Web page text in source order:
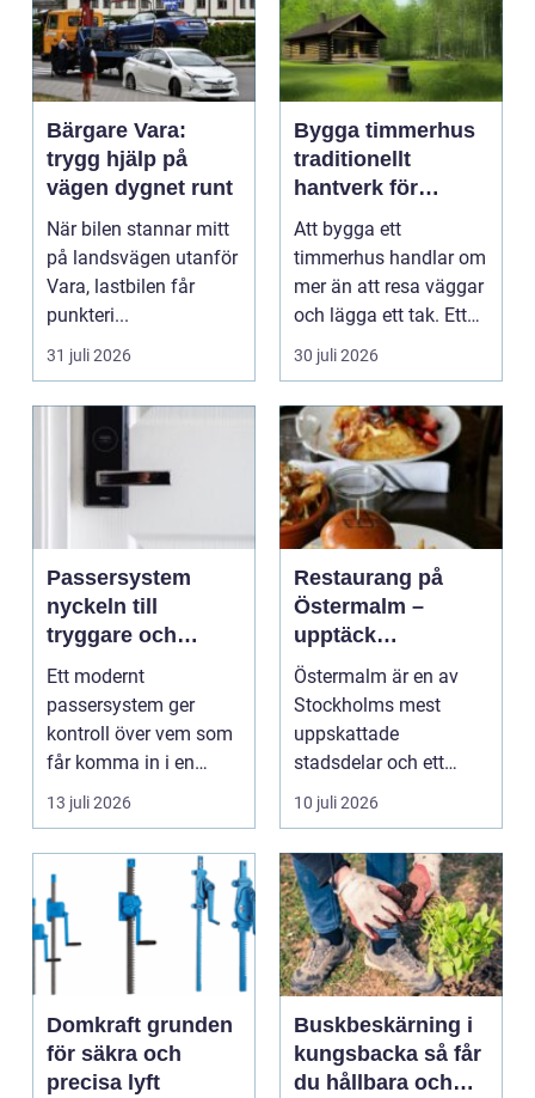
Bärgare Vara:
trygg hjälp på
vägen dygnet runt
När bilen stannar mitt
på landsvägen utanför
Vara, lastbilen får
punkteri...
31 juli 2026
Bygga timmerhus
traditionellt
hantverk för
moderna behov
Att bygga ett
timmerhus handlar om
mer än att resa väggar
och lägga ett tak. Ett
timmerhus är ett lå...
30 juli 2026
Passersystem
nyckeln till
tryggare och
smidigare tillträde
Ett modernt
passersystem ger
kontroll över vem som
får komma in i en
byggnad, när de får
komma in oc...
13 juli 2026
Restaurang på
Östermalm –
upptäck
matupplevelser i
en av Stockholms
mest attraktiva
stadsdelar
Östermalm är en av
Stockholms mest
uppskattade
stadsdelar och ett
självklart val f&ou...
10 juli 2026
Domkraft grunden
för säkra och
precisa lyft
Buskbeskärning i
kungsbacka så får
du hållbara och